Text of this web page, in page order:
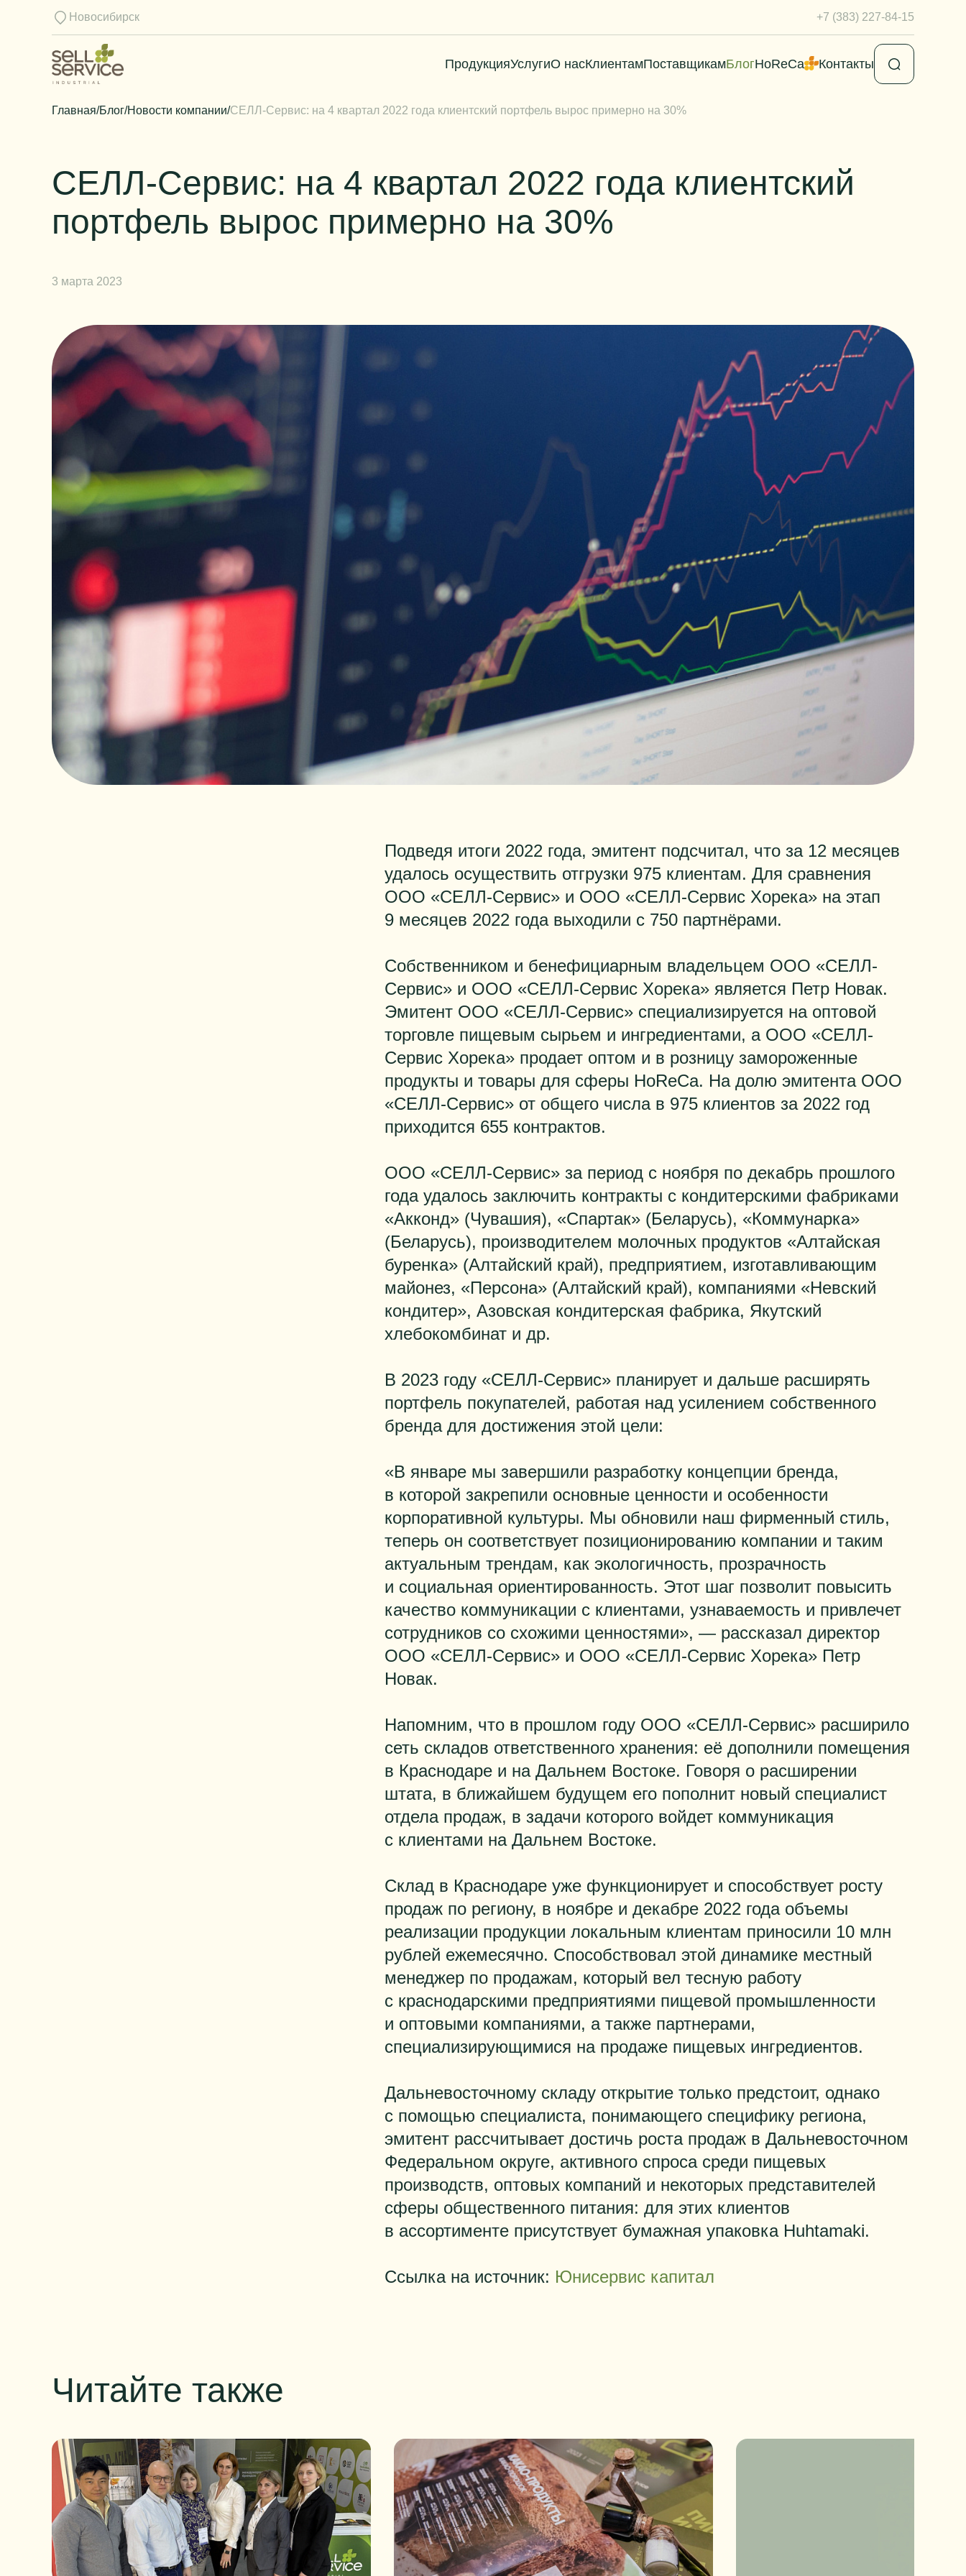
Новосибирск +7 (383) 227-84-15
ПродукцияУслугиО насКлиентамПоставщикамБлогHoReCa Контакты
Главная/Блог/Новости компании/СЕЛЛ-Сервис: на 4 квартал 2022 года клиентский портфель вырос примерно на 30%
СЕЛЛ-Сервис: на 4 квартал 2022 года клиентский
портфель вырос примерно на 30%
3 марта 2023
Подведя итоги 2022 года, эмитент подсчитал, что за 12 месяцев
удалось осуществить отгрузки 975 клиентам. Для сравнения
ООО «СЕЛЛ-Сервис» и ООО «СЕЛЛ-Сервис Хорека» на этап
9 месяцев 2022 года выходили с 750 партнёрами.
Собственником и бенефициарным владельцем ООО «СЕЛЛ-
Сервис» и ООО «СЕЛЛ-Сервис Хорека» является Петр Новак.
Эмитент ООО «СЕЛЛ-Сервис» специализируется на оптовой
торговле пищевым сырьем и ингредиентами, а ООО «СЕЛЛ-
Сервис Хорека» продает оптом и в розницу замороженные
продукты и товары для сферы HoReCa. На долю эмитента ООО
«СЕЛЛ-Сервис» от общего числа в 975 клиентов за 2022 год
приходится 655 контрактов.
ООО «СЕЛЛ-Сервис» за период с ноября по декабрь прошлого
года удалось заключить контракты с кондитерскими фабриками
«Акконд» (Чувашия), «Спартак» (Беларусь), «Коммунарка»
(Беларусь), производителем молочных продуктов «Алтайская
буренка» (Алтайский край), предприятием, изготавливающим
майонез, «Персона» (Алтайский край), компаниями «Невский
кондитер», Азовская кондитерская фабрика, Якутский
хлебокомбинат и др.
В 2023 году «СЕЛЛ-Сервис» планирует и дальше расширять
портфель покупателей, работая над усилением собственного
бренда для достижения этой цели:
«В январе мы завершили разработку концепции бренда,
в которой закрепили основные ценности и особенности
корпоративной культуры. Мы обновили наш фирменный стиль,
теперь он соответствует позиционированию компании и таким
актуальным трендам, как экологичность, прозрачность
и социальная ориентированность. Этот шаг позволит повысить
качество коммуникации с клиентами, узнаваемость и привлечет
сотрудников со схожими ценностями», — рассказал директор
ООО «СЕЛЛ-Сервис» и ООО «СЕЛЛ-Сервис Хорека» Петр
Новак.
Напомним, что в прошлом году ООО «СЕЛЛ-Сервис» расширило
сеть складов ответственного хранения: её дополнили помещения
в Краснодаре и на Дальнем Востоке. Говоря о расширении
штата, в ближайшем будущем его пополнит новый специалист
отдела продаж, в задачи которого войдет коммуникация
с клиентами на Дальнем Востоке.
Склад в Краснодаре уже функционирует и способствует росту
продаж по региону, в ноябре и декабре 2022 года объемы
реализации продукции локальным клиентам приносили 10 млн
рублей ежемесячно. Способствовал этой динамике местный
менеджер по продажам, который вел тесную работу
с краснодарскими предприятиями пищевой промышленности
и оптовыми компаниями, а также партнерами,
специализирующимися на продаже пищевых ингредиентов.
Дальневосточному складу открытие только предстоит, однако
с помощью специалиста, понимающего специфику региона,
эмитент рассчитывает достичь роста продаж в Дальневосточном
Федеральном округе, активного спроса среди пищевых
производств, оптовых компаний и некоторых представителей
сферы общественного питания: для этих клиентов
в ассортименте присутствует бумажная упаковка Huhtamaki.
Ссылка на источник: Юнисервис капитал
Читайте также